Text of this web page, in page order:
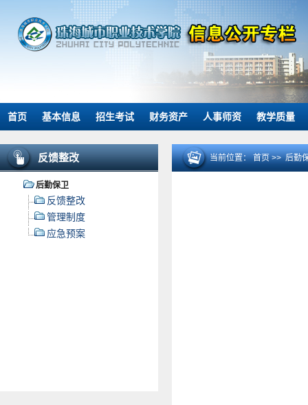
首页 基本信息 招生考试 财务资产 人事师资 教学质量
反馈整改
后勤保卫
反馈整改
管理制度
应急预案
当前位置：首页>>后勤